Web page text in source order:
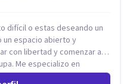
difícil o estas deseando un
un espacio abierto y
con libertad y comenzar a
en
de mi experiencia